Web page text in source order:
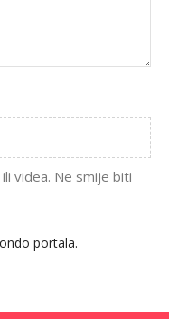
videa. Ne smije biti
portala.